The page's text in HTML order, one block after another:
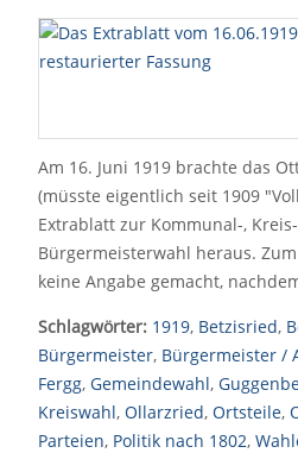
Am 16. Juni 1919 brachte das
(müsste eigentlich seit 1909
Extrablatt zur Kommunal-,
Bürgermeisterwahl heraus.
keine Angabe gemacht,
Schlagwörter: 1919, Betzisried,
Bürgermeister, Bürgermeister /
Fergg, Gemeindewahl,
Kreiswahl, Ollarzried, Ortsteile,
Parteien, Politik nach 1802,